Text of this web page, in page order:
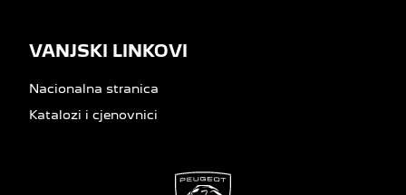
VANJSKI LINKOVI
Nacionalna stranica
Katalozi i cjenovnici